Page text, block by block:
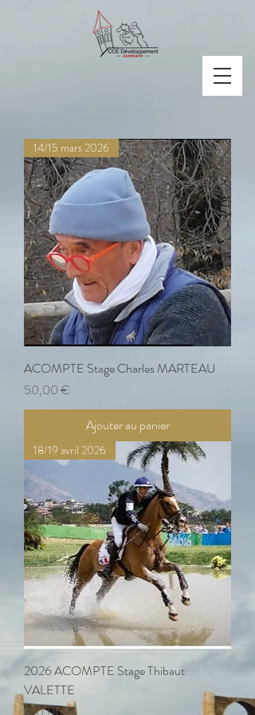
14/15 mars 2026
ACOMPTE Stage Charles MARTEAU
Prix
50,00 €
Ajouter au panier
18/19 avril 2026
2026 ACOMPTE Stage Thibaut
VALETTE
Prix